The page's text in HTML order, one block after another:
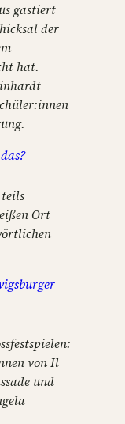
gastiert
der
hat.
Ort
von Il
und